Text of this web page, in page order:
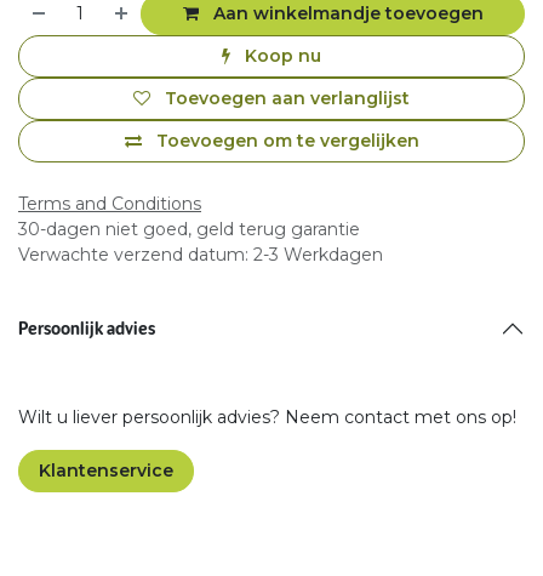
Aan winkelmandje toevoegen
Koop nu
Toevoegen om te vergelijken
Toevoegen aan verlanglijst
Terms and Conditions
30-dagen niet goed, geld terug garantie
Verwachte verzend datum: 2-3 Werkdagen
Persoonlijk advies
Wilt u liever persoonlijk advies? Neem contact met ons op!
Klantenservice